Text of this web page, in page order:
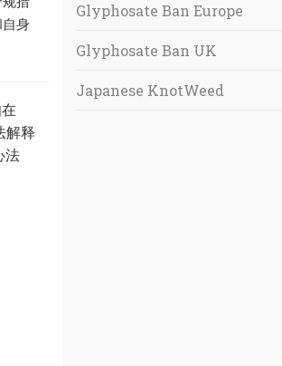
身
解释
法
Glyphosate Ban Europe
Glyphosate Ban UK
Japanese KnotWeed